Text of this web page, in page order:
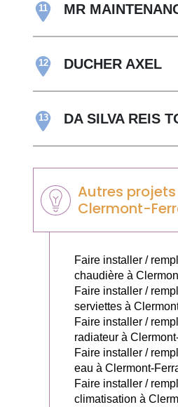
11 MR
12 DUCHER AXEL
13 DA SILVA REIS
Autres
Clermont-
Faire installer /
chaudière à
Faire installer /
serviettes à
Faire installer /
radiateur à
Faire installer /
eau à Clermont-
Faire installer /
climatisation à